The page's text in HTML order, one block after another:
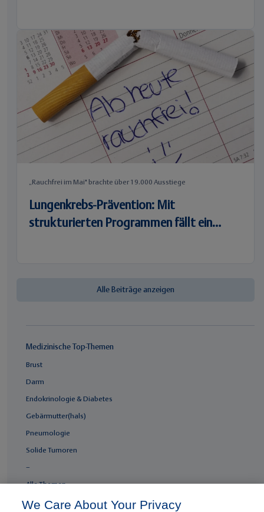
„Rauchfrei im Mai" brachte über 19.000 Ausstiege
Lungenkrebs-Prävention: Mit
strukturierten Programmen fällt ein
Alle Beiträge anzeigen
Medizinische Top-Themen
Brust
Darm
Endokrinologie & Diabetes
Gebärmutter(hals)
Pneumologie
Solide Tumoren
–
Alle Themen
We Care About Your Privacy